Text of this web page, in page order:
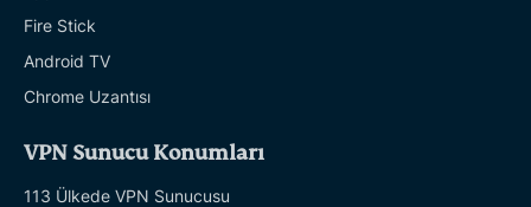
Fire Stick
Android TV
Chrome Uzantısı
VPN Sunucu Konumları
113 Ülkede VPN Sunucusu